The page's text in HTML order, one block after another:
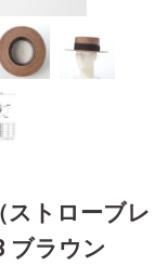
ストローブレ
ブラウン